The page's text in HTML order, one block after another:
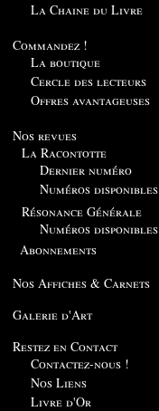
La Chaine du Livre
Commandez !
La boutique
Cercle des lecteurs
Offres avantageuses
Nos revues
La Racontotte
Dernier numéro
Numéros disponibles
Résonance Générale
Numéros disponibles
Abonnements
Nos Affiches & Carnets
Galerie d'Art
Restez en Contact
Contactez-nous !
Nos Liens
Livre d'Or